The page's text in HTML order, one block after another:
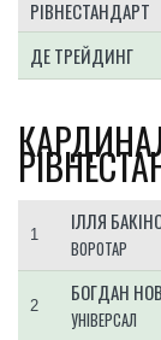
РІВНЕСТАНДАРТ
ДЕ ТРЕЙДИНГ
1
ІЛЛЯ
ВОРОТАР
2
БОГДАН
УНІВЕРСАЛ